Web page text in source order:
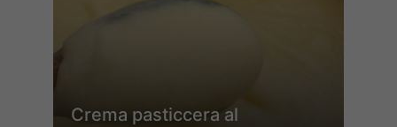
Crema pasticcera al